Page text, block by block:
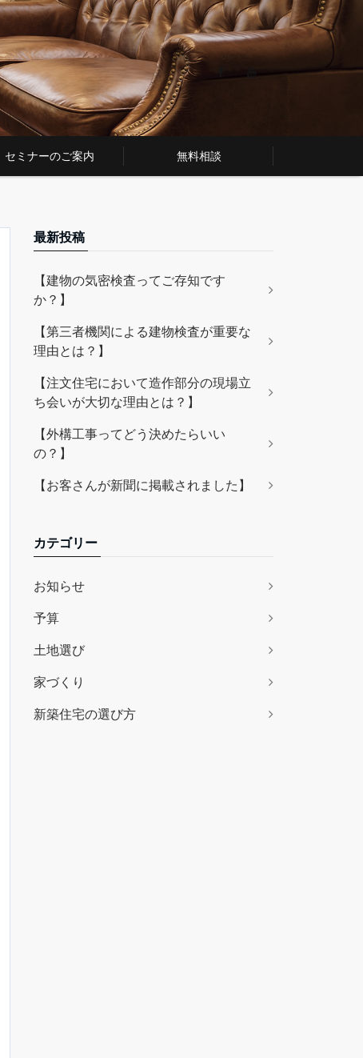
セミナーのご案内 無料相談
最新投稿
【建物の気密検査ってご存知です
か？】
【第三者機関による建物検査が重要な
理由とは？】
【注文住宅において造作部分の現場立
ち会いが大切な理由とは？】
【外構工事ってどう決めたらいい
の？】
【お客さんが新聞に掲載されました】
カテゴリー
お知らせ
予算
土地選び
家づくり
新築住宅の選び方